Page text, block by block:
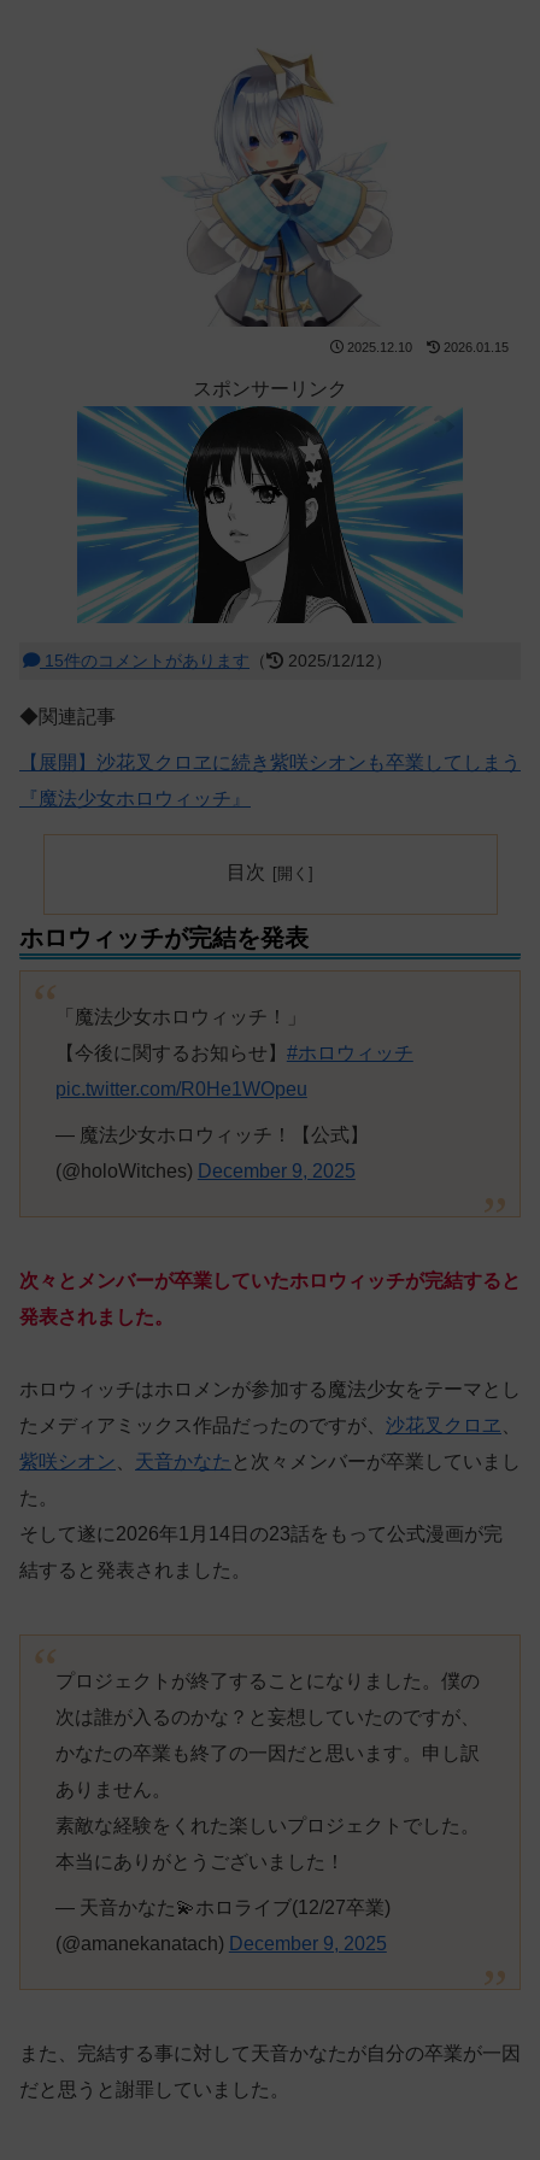
2025.12.10 2026.01.15
スポンサーリンク
15件のコメントがあります （ 2025/12/12）
◆関連記事
【展開】沙花叉クロヱに続き紫咲シオンも卒業してしまう
『魔法少女ホロウィッチ』
目次
ホロウィッチが完結を発表
「魔法少女ホロウィッチ！」
【今後に関するお知らせ】 #ホロウィッチ
pic.twitter.com/R0He1WOpeu
— 魔法少女ホロウィッチ！【公式】
(@holoWitches) December 9, 2025
次々とメンバーが卒業していたホロウィッチが完結すると
発表されました。
ホロウィッチはホロメンが参加する魔法少女をテーマとし
たメディアミックス作品だったのですが、 沙花叉クロヱ
紫咲シオン
天音かなた と次々メンバーが卒業していまし
た。
そして遂に2026年1月14日の23話をもって公式漫画が完
結すると発表されました。
プロジェクトが終了することになりました。僕の
次は誰が入るのかな？と妄想していたのですが、
かなたの卒業も終了の一因だと思います。申し訳
ありません。
素敵な経験をくれた楽しいプロジェクトでした。
本当にありがとうございました！
— 天音かなた💫ホロライブ(12/27卒業)
(@amanekanatach) December 9, 2025
また、完結する事に対して天音かなたが自分の卒業が一因
だと思うと謝罪していました。